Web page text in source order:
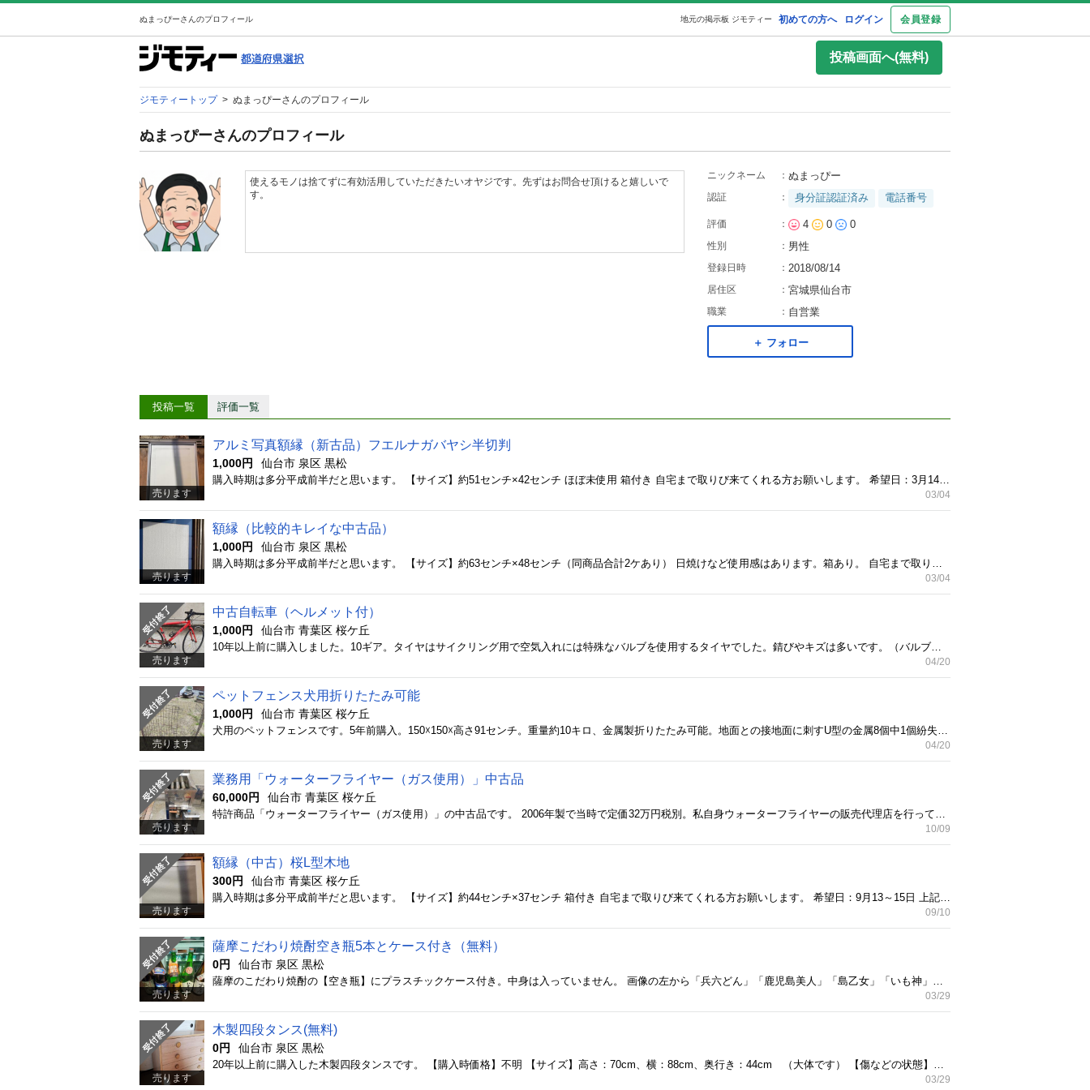
ぬまっぴーさんのプロフィール 初めての方へ ログイン 会員登録
地元の掲示板 ジモティー
投稿画面へ(無料)
ジモティートップ > ぬまっぴーさんのプロフィール
ぬまっぴーさんのプロフィール
使えるモノは捨てずに有効活用していただきたいオヤジです。先ずはお問合せ頂けると嬉しいで
す。
ニックネーム ： ぬまっぴー
認証 ： 身分証認証済み 電話番号
評価 ： 4 0 0
性別 ： 男性
登録日時 ： 2018/08/14
居住区 ： 宮城県仙台市
職業 ： 自営業
＋ フォロー
投稿一覧 評価一覧
売ります
アルミ写真額縁（新古品）フエルナガバヤシ半切判
1,000円 仙台市 泉区 黒松
03/04
売ります
額縁（比較的キレイな中古品）
1,000円 仙台市 泉区 黒松
03/04
売ります
中古自転車（ヘルメット付）
1,000円 仙台市 青葉区 桜ケ丘
04/20
売ります
ペットフェンス犬用折りたたみ可能
1,000円 仙台市 青葉区 桜ケ丘
04/20
売ります
業務用「ウォーターフライヤー（ガス使用）」中古品
60,000円 仙台市 青葉区 桜ケ丘
10/09
売ります
額縁（中古）桜L型木地
300円 仙台市 青葉区 桜ケ丘
09/10
売ります
薩摩こだわり焼酎空き瓶5本とケース付き（無料）
0円 仙台市 泉区 黒松
03/29
売ります
木製四段タンス(無料)
0円 仙台市 泉区 黒松
03/29